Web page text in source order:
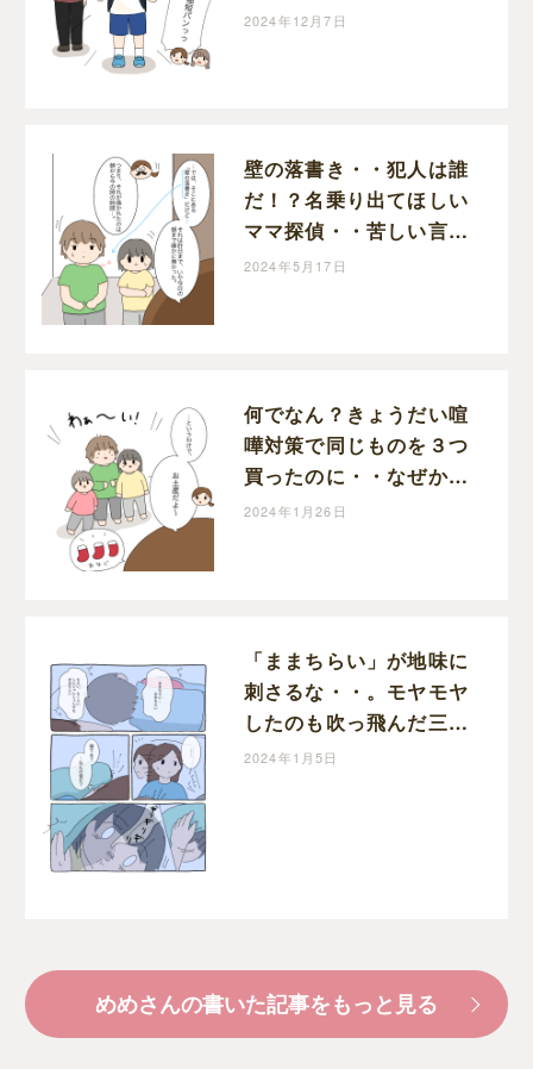
と呟く母｜めめの育児絵
2024年12月7日
壁の落書き・・犯人は誰
だ！？名乗り出てほしい
ママ探偵・・苦しい言い
訳の姉妹に弟がズバリ｜
2024年5月17日
何でなん？きょうだい喧
嘩対策で同じものを３つ
買ったのに・・なぜか喧
嘩になる不思議。｜めめ
2024年1月26日
「ままちらい」が地味に
刺さるな・・。モヤモヤ
したのも吹っ飛んだ三者
三様の寝かしつけ事情｜
2024年1月5日
めめさんの書いた記事をもっと見る